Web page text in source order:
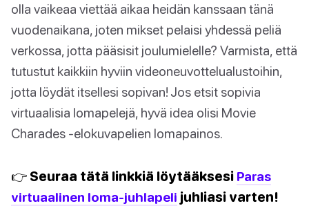
olla vaikeaa viettää aikaa heidän kanssaan tänä
vuodenaikana, joten mikset pelaisi yhdessä peliä
verkossa, jotta pääsisit joulumielelle? Varmista, että
tutustut kaikkiin hyviin videoneuvottelualustoihin,
jotta löydät itsellesi sopivan! Jos etsit sopivia
virtuaalisia lomapelejä, hyvä idea olisi Movie
Charades -elokuvapelien lomapainos.
👉 Seuraa tätä linkkiä löytääksesi Paras
virtuaalinen loma-juhlapeli juhliasi varten!